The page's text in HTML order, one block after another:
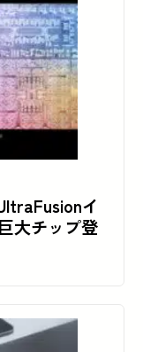
イ
大チップ登